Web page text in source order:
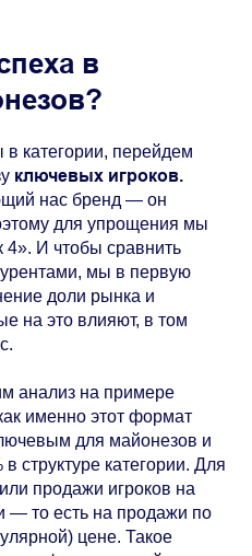
в
категории, перейдем
ключевых игроков.
нас бренд — он
для упрощения мы
4». И чтобы сравнить
мы в первую
доли рынка и
на это влияют, в том
анализ на примере
именно этот формат
для майонезов и
структуре категории. Для
продажи игроков на
— то есть на продажи по
цене. Такое